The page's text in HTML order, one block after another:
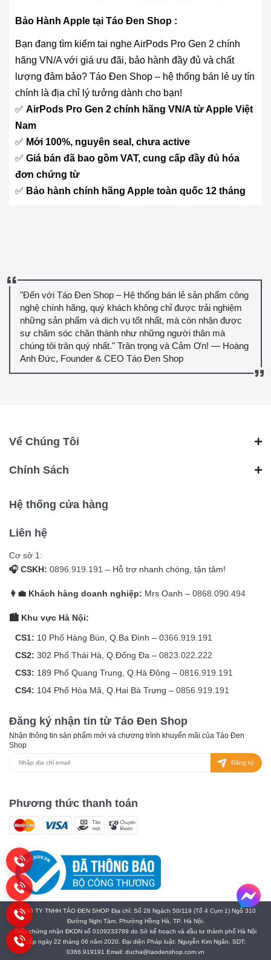
Bảo Hành Apple tại Táo Đen Shop :
Bạn đang tìm kiếm tai nghe AirPods Pro Gen 2 chính
hãng VN/A với giá ưu đãi, bảo hành đầy đủ và chất
lượng đảm bảo? Táo Đen Shop – hệ thống bán lẻ uy tín
chính là địa chỉ lý tưởng dành cho bạn!
✅ AirPods Pro Gen 2 chính hãng VN/A từ Apple Việt
Nam
✅ Mới 100%, nguyên seal, chưa active
✅ Giá bán đã bao gồm VAT, cung cấp đầy đủ hóa
đơn chứng từ
✅ Bảo hành chính hãng Apple toàn quốc 12 tháng
"Đến với Táo Đen Shop – Hệ thống bán lẻ sản phẩm công
nghệ chính hãng, quý khách không chỉ được trải nghiệm
những sản phẩm và dịch vụ tốt nhất, mà còn nhận được
sự chăm sóc chân thành như những người thân mà
chúng tôi trân quý nhất." Trân trọng và Cảm Ơn! — Hoàng
Anh Đức, Founder & CEO Táo Đen Shop
Vể Chúng Tôi
Chính Sách
Hệ thống cửa hàng
Liên hệ
Cơ sở 1:
🎧 CSKH: 0896.919.191 – Hỗ trợ nhanh chóng, tận tâm!
👩‍💼 Khách hàng doanh nghiệp: Mrs Oanh – 0868.090.494
🏙️ Khu vực Hà Nội:
CS1: 10 Phố Hàng Bún, Q.Ba Đình – 0366.919.191
CS2: 302 Phố Thái Hà, Q.Đống Đa – 0823.022.222
CS3: 189 Phố Quang Trung, Q.Hà Đông – 0816.919.191
CS4: 104 Phố Hòa Mã, Q.Hai Bà Trưng – 0856.919.191
Đăng ký nhận tin từ Táo Đen Shop
Nhận thông tin sản phẩm mới và chương trình khuyến mãi của Táo Đen
Shop
Đăng ký
Phương thức thanh toán
CÔNG TY TNHH TÁO ĐEN SHOP Địa chỉ: Số 28 Ngách 50/119 (Tổ 4 Cụm 1) Ngõ 310
Đường Nghi Tàm, Phường Hồng Hà, TP. Hà Nội.
Giấy chứng nhận ĐKDN số 0109233789 do Sở kế hoạch và đầu tư thành phố Hà Nội
cấp ngày 22 tháng 06 năm 2020. Đại diện Pháp luật: Nguyễn Kim Ngân. SDT:
0366.919191 Email: ducha@taodenshop.com.vn